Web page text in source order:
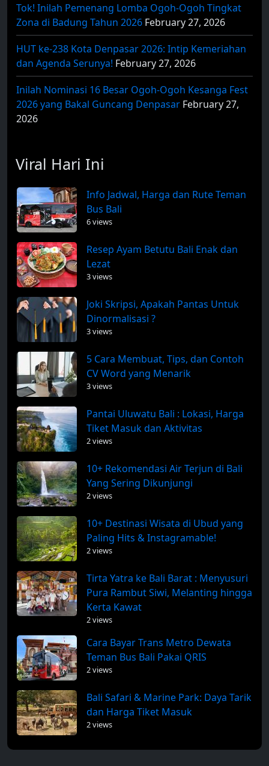
Tok! Inilah Pemenang Lomba Ogoh-Ogoh Tingkat
Zona di Badung Tahun 2026 February 27, 2026
HUT ke-238 Kota Denpasar 2026: Intip Kemeriahan
dan Agenda Serunya! February 27, 2026
Inilah Nominasi 16 Besar Ogoh-Ogoh Kesanga Fest
2026 yang Bakal Guncang Denpasar February 27,
2026
Viral Hari Ini
Info Jadwal, Harga dan Rute Teman
Bus Bali
6 views
Resep Ayam Betutu Bali Enak dan
Lezat
3 views
Joki Skripsi, Apakah Pantas Untuk
Dinormalisasi ?
3 views
5 Cara Membuat, Tips, dan Contoh
CV Word yang Menarik
3 views
Pantai Uluwatu Bali : Lokasi, Harga
Tiket Masuk dan Aktivitas
2 views
10+ Rekomendasi Air Terjun di Bali
Yang Sering Dikunjungi
2 views
10+ Destinasi Wisata di Ubud yang
Paling Hits & Instagramable!
2 views
Tirta Yatra ke Bali Barat : Menyusuri
Pura Rambut Siwi, Melanting hingga
Kerta Kawat
2 views
Cara Bayar Trans Metro Dewata
Teman Bus Bali Pakai QRIS
2 views
Bali Safari & Marine Park: Daya Tarik
dan Harga Tiket Masuk
2 views